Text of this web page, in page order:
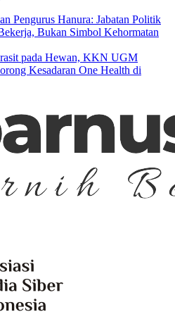
Pengurus Hanura: Jabatan Politik
Bukan Simbol Kehormatan
pada Hewan, KKN UGM
Kesadaran One Health di